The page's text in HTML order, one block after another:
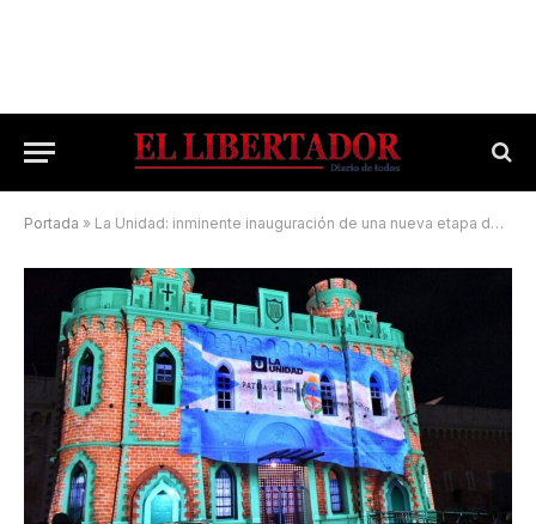
Portada » La Unidad: inminente inauguración de una nueva etapa de obras